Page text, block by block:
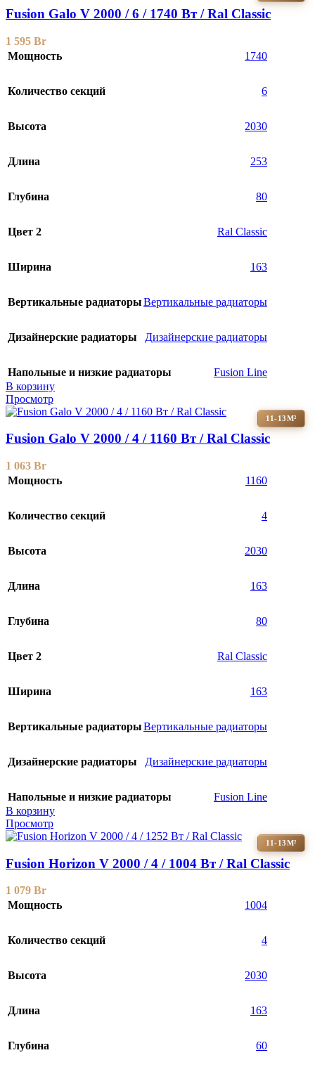
Fusion Galo V 2000 / 6 / 1740 Вт / Ral Classic
1 595 Br
Мощность
1740
Количество секций 6
Высота 2030
Длина 253
Глубина 80
Цвет 2 Ral Classic
Ширина 163
Вертикальные радиаторыВертикальные радиаторы
Дизайнерские радиаторы Дизайнерские радиаторы
Напольные и низкие радиаторы
Fusion Line
В корзину
Просмотр
11-13М²
Fusion Galo V 2000 / 4 / 1160 Вт / Ral Classic
1 063 Br
Мощность
1160
Количество секций 4
Высота 2030
Длина 163
Глубина 80
Цвет 2 Ral Classic
Ширина 163
Вертикальные радиаторыВертикальные радиаторы
Дизайнерские радиаторы Дизайнерские радиаторы
Напольные и низкие радиаторы
Fusion Line
В корзину
Просмотр
11-13М²
Fusion Horizon V 2000 / 4 / 1004 Вт / Ral Classic
1 079 Br
Мощность
1004
Количество секций 4
Высота 2030
Длина 163
Глубина 60